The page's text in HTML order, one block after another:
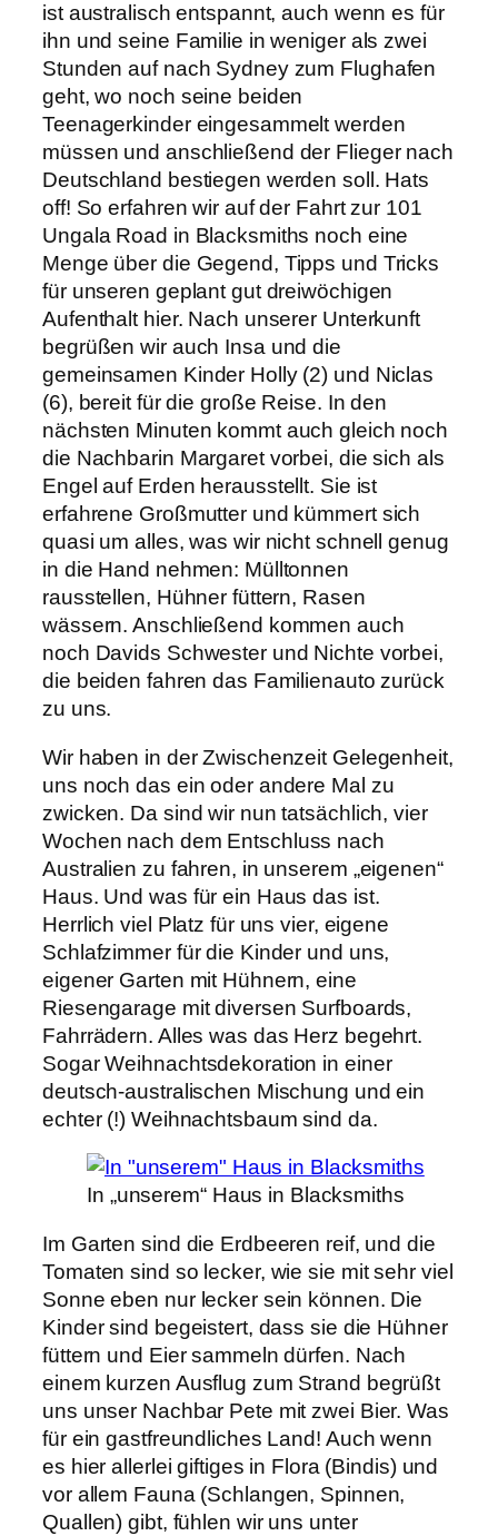
ist australisch entspannt, auch wenn es für
ihn und seine Familie in weniger als zwei
Stunden auf nach Sydney zum Flughafen
geht, wo noch seine beiden
Teenagerkinder eingesammelt werden
müssen und anschließend der Flieger nach
Deutschland bestiegen werden soll. Hats
off! So erfahren wir auf der Fahrt zur 101
Ungala Road in Blacksmiths noch eine
Menge über die Gegend, Tipps und Tricks
für unseren geplant gut dreiwöchigen
Aufenthalt hier. Nach unserer Unterkunft
begrüßen wir auch Insa und die
gemeinsamen Kinder Holly (2) und Niclas
(6), bereit für die große Reise. In den
nächsten Minuten kommt auch gleich noch
die Nachbarin Margaret vorbei, die sich als
Engel auf Erden herausstellt. Sie ist
erfahrene Großmutter und kümmert sich
quasi um alles, was wir nicht schnell genug
in die Hand nehmen: Mülltonnen
rausstellen, Hühner füttern, Rasen
wässern. Anschließend kommen auch
noch Davids Schwester und Nichte vorbei,
die beiden fahren das Familienauto zurück
zu uns.
Wir haben in der Zwischenzeit Gelegenheit,
uns noch das ein oder andere Mal zu
zwicken. Da sind wir nun tatsächlich, vier
Wochen nach dem Entschluss nach
Australien zu fahren, in unserem „eigenen“
Haus. Und was für ein Haus das ist.
Herrlich viel Platz für uns vier, eigene
Schlafzimmer für die Kinder und uns,
eigener Garten mit Hühnern, eine
Riesengarage mit diversen Surfboards,
Fahrrädern. Alles was das Herz begehrt.
Sogar Weihnachtsdekoration in einer
deutsch-australischen Mischung und ein
echter (!) Weihnachtsbaum sind da.
In „unserem“ Haus in Blacksmiths
Im Garten sind die Erdbeeren reif, und die
Tomaten sind so lecker, wie sie mit sehr viel
Sonne eben nur lecker sein können. Die
Kinder sind begeistert, dass sie die Hühner
füttern und Eier sammeln dürfen. Nach
einem kurzen Ausflug zum Strand begrüßt
uns unser Nachbar Pete mit zwei Bier. Was
für ein gastfreundliches Land! Auch wenn
es hier allerlei giftiges in Flora (Bindis) und
vor allem Fauna (Schlangen, Spinnen,
Quallen) gibt, fühlen wir uns unter